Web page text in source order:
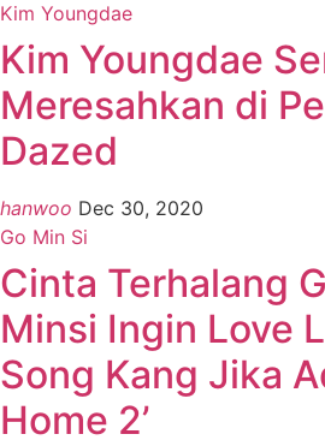
Kim Youngdae
Kim Youngdae
Meresahkan di
Dazed
hanwoo Dec 30, 2020
Go Min Si
Cinta Terhalang
Minsi Ingin Love
Song Kang Jika
Home 2’